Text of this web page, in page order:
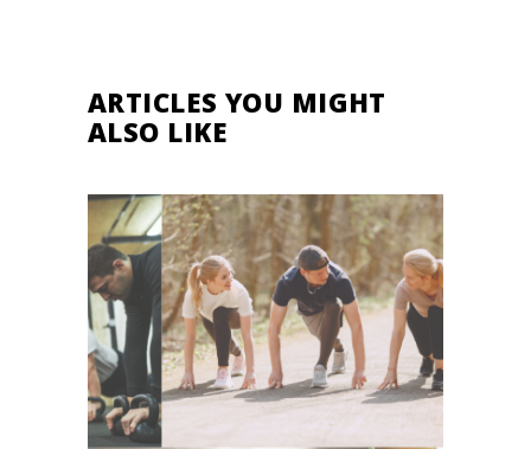
ARTICLES YOU MIGHT
ALSO LIKE